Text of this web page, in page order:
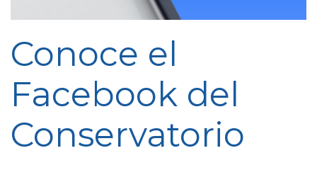
Conoce el
Facebook del
Conservatorio